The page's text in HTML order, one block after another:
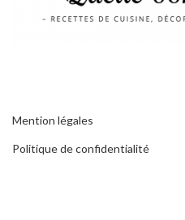
Mention légales
Politique de confidentialité